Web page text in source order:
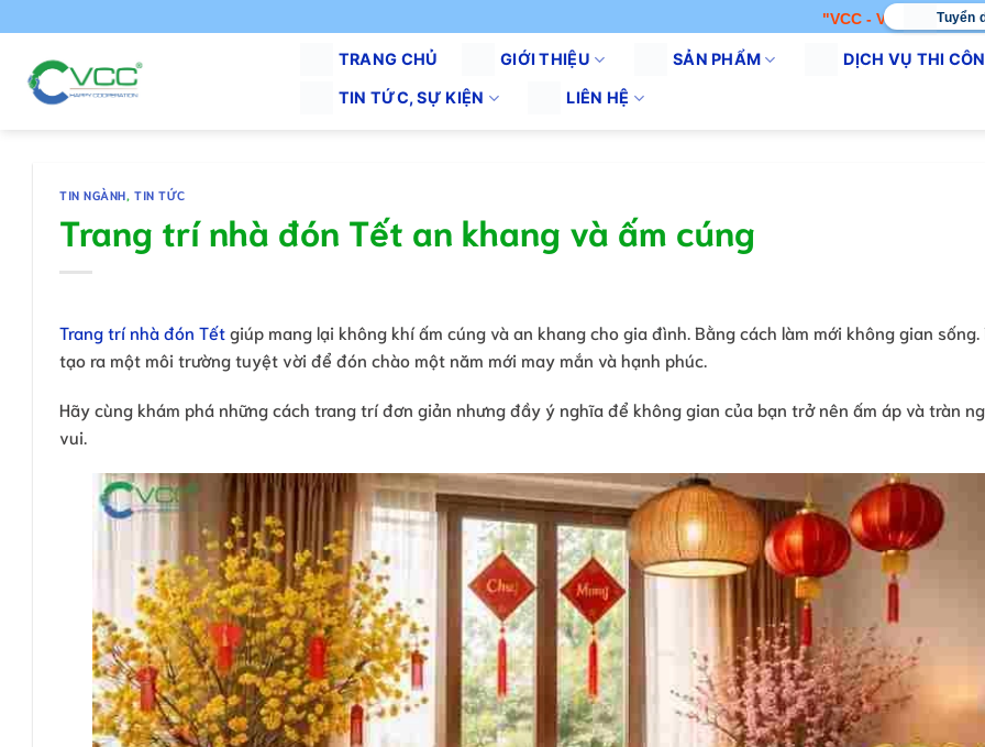
đến
dung
"VCC - VÌ CHẤT LƯỢNGTuyển
TRANG CHỦ GIỚI THIỆU SẢN PHẨM DỊCH VỤ THI
TIN TỨC, SỰ KIỆN LIÊN HỆ
TIN NGÀNH,TIN TỨC
Trang trí nhà đón Tết an khang và ấm cúng
Trang trí nhà đón Tếtgiúp mang lại không khí ấm cúng và an khang cho gia đình. Bằng cách làm mới không gian sống.
tạo ra một môi trường tuyệt vời để đón chào một năm mới may mắn và hạnh phúc.
Hãy cùng khám phá những cách trang trí đơn giản nhưng đầy ý nghĩa để không gian của bạn trở nên ấm áp và tràn
vui.